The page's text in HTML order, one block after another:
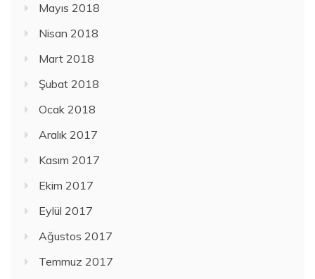
Mayıs 2018
Nisan 2018
Mart 2018
Şubat 2018
Ocak 2018
Aralık 2017
Kasım 2017
Ekim 2017
Eylül 2017
Ağustos 2017
Temmuz 2017